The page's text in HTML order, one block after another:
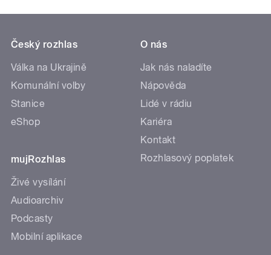
Český rozhlas
Válka na Ukrajině
Komunální volby
Stanice
eShop
mujRozhlas
Živé vysílání
Audioarchiv
Podcasty
Mobilní aplikace
O nás
Jak nás naladíte
Nápověda
Lidé v rádiu
Kariéra
Kontakt
Rozhlasový poplatek